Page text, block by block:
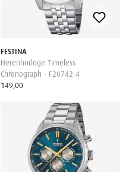
FESTINA
Herenhorloge Timeless
Chronograph - F20742-4
149,00